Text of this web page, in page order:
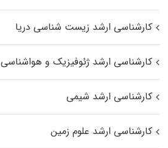
کارشناسی ارشد زیست‌ شناسی دریا
کارشناسی ارشد ژئوفیزیک و هواشناسی
کارشناسی ارشد شیمی
کارشناسی ارشد علوم زمین